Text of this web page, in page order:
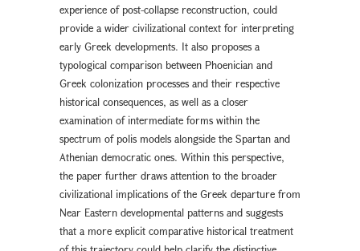
experience of post-collapse reconstruction, could
provide a wider civilizational context for interpreting
early Greek developments. It also proposes a
typological comparison between Phoenician and
Greek colonization processes and their respective
historical consequences, as well as a closer
examination of intermediate forms within the
spectrum of polis models alongside the Spartan and
Athenian democratic ones. Within this perspective,
the paper further draws attention to the broader
civilizational implications of the Greek departure from
Near Eastern developmental patterns and suggests
that a more explicit comparative historical treatment